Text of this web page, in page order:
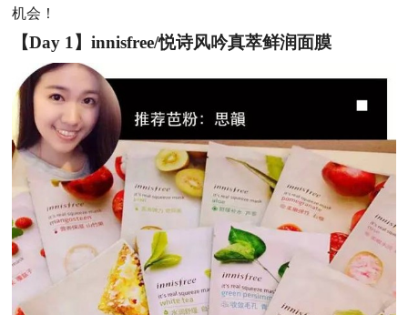
机会！
【Day 1】innisfree/悦诗风吟真萃鲜润面膜